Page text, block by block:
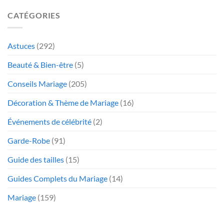
CATÉGORIES
Astuces (292)
Beauté & Bien-être (5)
Conseils Mariage (205)
Décoration & Thème de Mariage (16)
Événements de célébrité (2)
Garde-Robe (91)
Guide des tailles (15)
Guides Complets du Mariage (14)
Mariage (159)